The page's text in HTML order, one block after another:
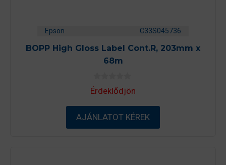
Epson C33S045736
BOPP High Gloss Label Cont.R, 203mm x
68m
0
a
5
-
b
ő
Érdeklődjön
AJÁNLATOT KÉREK